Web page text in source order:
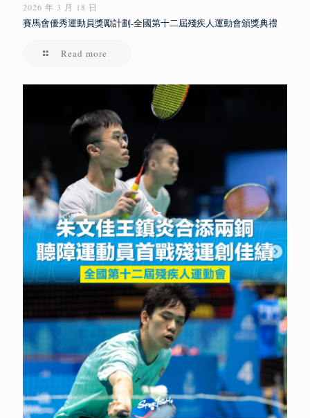
2026 年 3 月 18 日
賽馬會優秀運動員獎勵計劃-全國第十二屆殘疾人運動會頒獎典禮
Read more